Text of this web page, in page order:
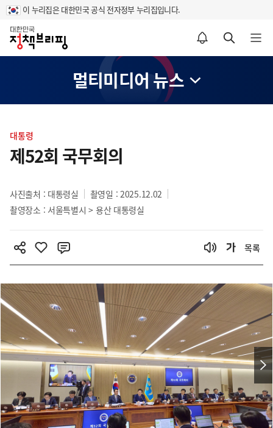
이 누리집은 대한민국 공식 전자정부 누리집입니다.
홈
알림설정 바로가기 검색 바로가기 메뉴 열기
멀티미디어 뉴스
텐
츠
영
역
대통령
제52회 국무회의
사진출처 : 대통령실
촬영일 : 2025.12.02
촬영장소 : 서울특별시 > 용산 대통령실
목록